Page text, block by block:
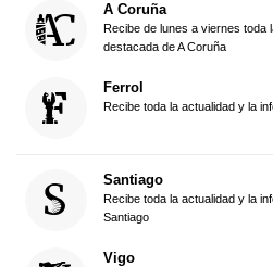
A Coruña
Recibe de lunes a viernes toda
destacada de A Coruña
Ferrol
Recibe toda la actualidad y la
Santiago
Recibe toda la actualidad y la
Santiago
Vigo